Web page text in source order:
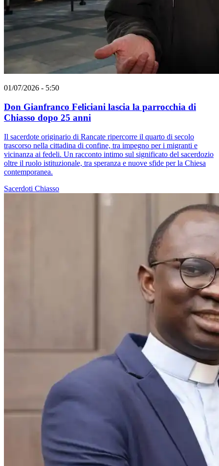
01/07/2026 - 5:50
Don Gianfranco Feliciani lascia la parrocchia di
Chiasso dopo 25 anni
Il sacerdote originario di Rancate ripercorre il quarto di secolo
trascorso nella cittadina di confine, tra impegno per i migranti e
vicinanza ai fedeli. Un racconto intimo sul significato del sacerdozio
oltre il ruolo istituzionale, tra speranza e nuove sfide per la Chiesa
contemporanea.
Sacerdoti Chiasso